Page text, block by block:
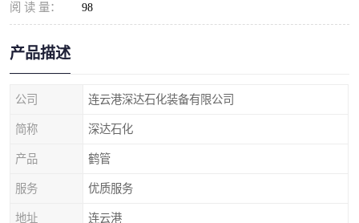
阅 读 量： 98
产品描述
公司 连云港深达石化装备有限公司
简称 深达石化
产品 鹤管
服务 优质服务
地址 连云港